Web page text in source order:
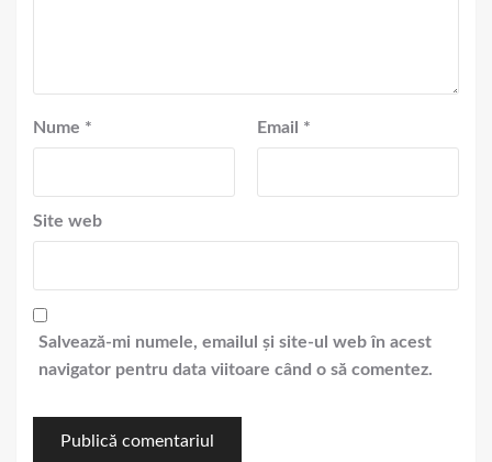
Nume * Email *
Site web
Salvează-mi numele, emailul și site-ul web în acest
navigator pentru data viitoare când o să comentez.